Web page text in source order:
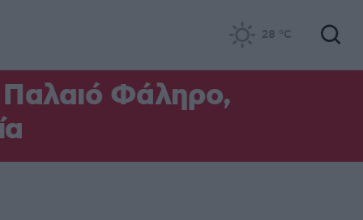
28 °C
Παλαιό Φάληρο,